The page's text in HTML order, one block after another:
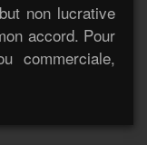
non lucrative
accord. Pour
commerciale,